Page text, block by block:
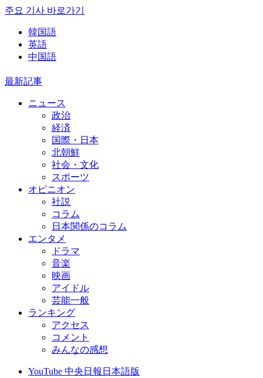
주요 기사 바로가기
韓国語
英語
中国語
最新記事
ニュース
政治
経済
国際・日本
北朝鮮
社会・文化
スポーツ
オピニオン
社説
コラム
日本関係のコラム
エンタメ
ドラマ
音楽
映画
アイドル
芸能一般
ランキング
アクセス
コメント
みんなの感想
YouTube 中央日報日本語版